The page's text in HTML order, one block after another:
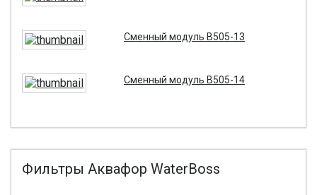
Сменный модуль B505-13
Сменный модуль B505-14
Фильтры Аквафор WaterBoss